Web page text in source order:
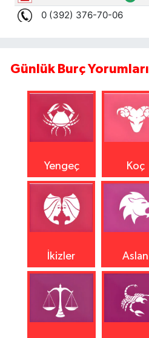
Günlük Burç Yorumları
Yengeç Koç
İkizler Aslan